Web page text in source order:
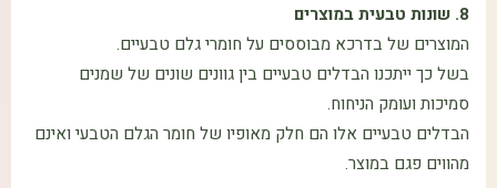
8. שונות טבעית במוצרים
המוצרים של בדרכא מבוססים על חומרי גלם טבעיים.
בשל כך ייתכנו הבדלים טבעיים בין גוונים שונים של שמנים
סמיכות ועומק הניחוח.
הבדלים טבעיים אלו הם חלק מאופיו של חומר הגלם הטבעי ואינם
מהווים פגם במוצר.